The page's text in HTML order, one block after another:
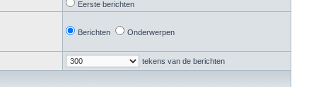
Eerste berichten
Berichten Onderwerpen
tekens van de berichten